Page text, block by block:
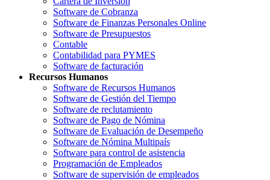
Software de Cobranza
Software de Finanzas Personales Online
Software de Presupuestos
Contable
Contabilidad para PYMES
Software de facturación
Recursos Humanos
Software de Recursos Humanos
Software de Gestión del Tiempo
Software de reclutamiento
Software de Pago de Nómina
Software de Evaluación de Desempeño
Software de Nómina Multipaís
Software para control de asistencia
Programación de Empleados
Software de supervisión de empleados